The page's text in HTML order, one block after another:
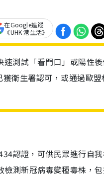
在Google追蹤
《UHK 港生活》
測試「看門口」或陽性
衛生署認可，或通過歐盟
認證，可供民眾進行自
測新冠病毒變種毒株，